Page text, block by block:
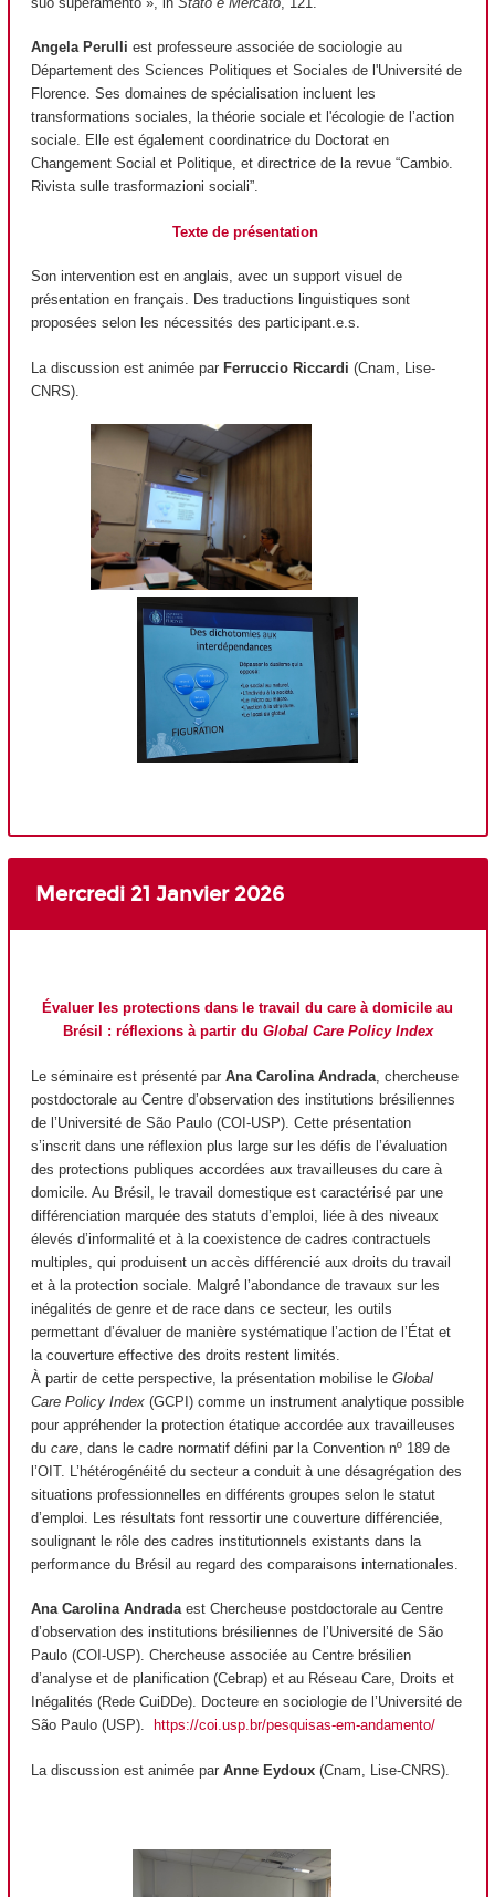
Angela Perulli est professeure associée de sociologie au
Département des Sciences Politiques et Sociales de l'Université de
Florence. Ses domaines de spécialisation incluent les
transformations sociales, la théorie sociale et l'écologie de l’action
sociale. Elle est également coordinatrice du Doctorat en
Changement Social et Politique, et directrice de la revue “Cambio.
Rivista sulle trasformazioni sociali”.
Texte de présentation
Son intervention est en anglais, avec un support visuel de
présentation en français. Des traductions linguistiques sont
proposées selon les nécessités des participant.e.s.
La discussion est animée par Ferruccio Riccardi (Cnam, Lise-
CNRS).
Mercredi 21 Janvier 2026
Évaluer les protections dans le travail du care à domicile au
Brésil : réflexions à partir du Global Care Policy Index
Le séminaire est présenté par Ana Carolina Andrada , chercheuse
postdoctorale au Centre d’observation des institutions brésiliennes
de l’Université de São Paulo (COI-USP). Cette présentation
s’inscrit dans une réflexion plus large sur les défis de l’évaluation
des protections publiques accordées aux travailleuses du care à
domicile. Au Brésil, le travail domestique est caractérisé par une
différenciation marquée des statuts d’emploi, liée à des niveaux
élevés d’informalité et à la coexistence de cadres contractuels
multiples, qui produisent un accès différencié aux droits du travail
et à la protection sociale. Malgré l’abondance de travaux sur les
inégalités de genre et de race dans ce secteur, les outils
permettant d’évaluer de manière systématique l’action de l’État et
la couverture effective des droits restent limités.
À partir de cette perspective, la présentation mobilise le Global
Care Policy Index (GCPI) comme un instrument analytique possible
pour appréhender la protection étatique accordée aux travailleuses
du care , dans le cadre normatif défini par la Convention nº 189 de
l’OIT. L’hétérogénéité du secteur a conduit à une désagrégation des
situations professionnelles en différents groupes selon le statut
d’emploi. Les résultats font ressortir une couverture différenciée,
soulignant le rôle des cadres institutionnels existants dans la
performance du Brésil au regard des comparaisons internationales.
Ana Carolina Andradaest Chercheuse postdoctorale au Centre
d’observation des institutions brésiliennes de l’Université de São
Paulo (COI-USP). Chercheuse associée au Centre brésilien
d’analyse et de planification (Cebrap) et au Réseau Care, Droits et
Inégalités (Rede CuiDDe). Docteure en sociologie de l’Université de
São Paulo (USP).
https://coi.usp.br/pesquisas-em-andamento/
La discussion est animée par Anne Eydoux (Cnam, Lise-CNRS).